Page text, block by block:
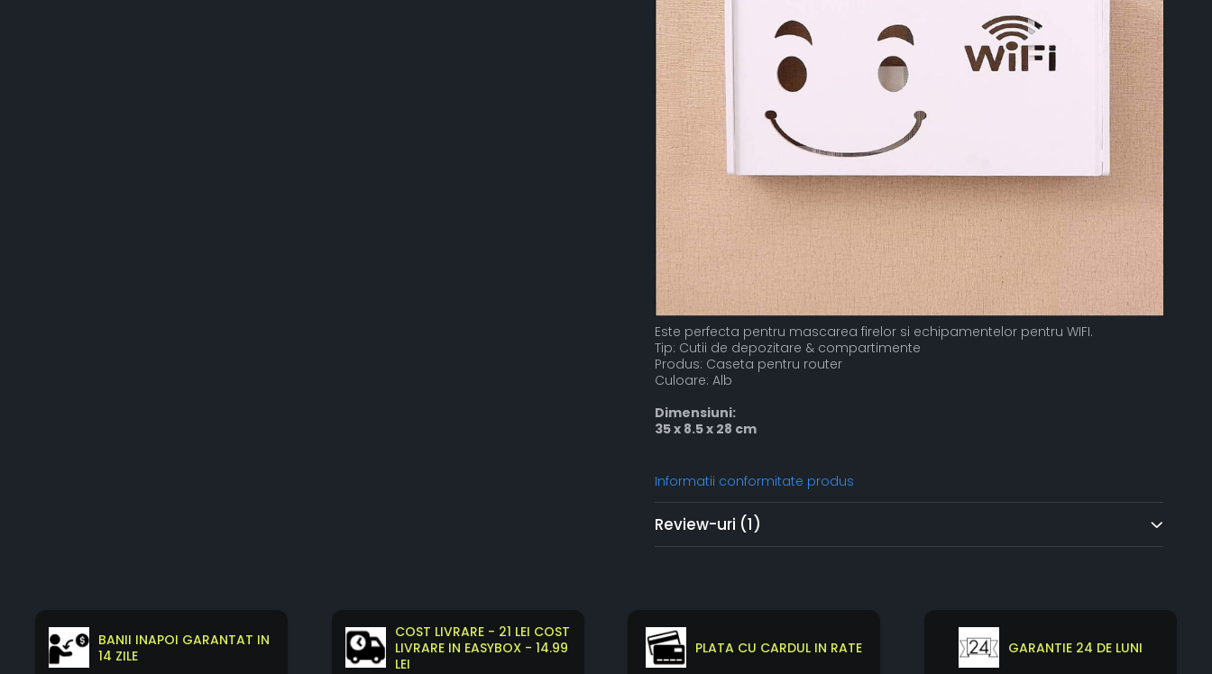
Este perfecta pentru mascarea firelor si echipamentelor pentru WIFI.
Tip: Cutii de depozitare & compartimente
Produs: Caseta pentru router
Culoare: Alb
Dimensiuni:
35 x 8.5 x 28 cm
Informatii conformitate produs
Review-uri (1)
BANII INAPOI GARANTAT IN
14 ZILE
COST LIVRARE - 21 LEI COST
LIVRARE IN EASYBOX - 14.99
LEI
PLATA CU CARDUL IN RATE GARANTIE 24 DE LUNI